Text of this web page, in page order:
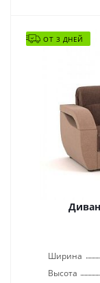
ОТ 3 ДНЕЙ
Ширина
Высота